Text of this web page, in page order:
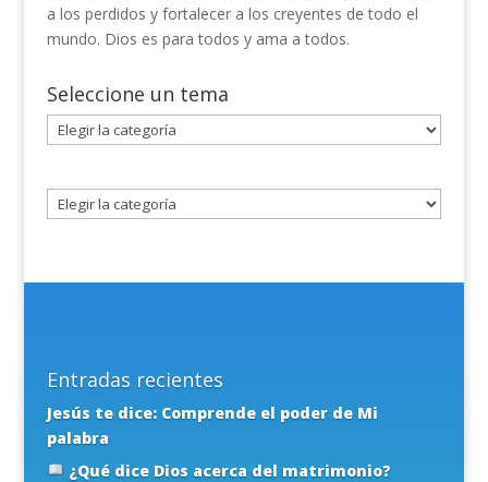
a los perdidos y fortalecer a los creyentes de todo el
mundo. Dios es para todos y ama a todos.
Seleccione un tema
Seleccione
un
Entradas recientes
Jesús te dice: Comprende el poder de Mi
palabra
¿Qué dice Dios acerca del matrimonio?